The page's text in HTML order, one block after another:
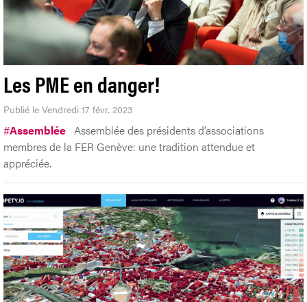
Les PME en danger!
Publié le Vendredi 17 févr. 2023
#Assemblée Assemblée des présidents d’associations
membres de la FER Genève: une tradition attendue et
appréciée.